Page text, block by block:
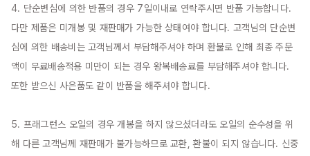
4. 단순변심에 의한 반품의 경우 7일이내로 연락주시면 반품 가능합니다.
다만 제품은 미개봉 및 재판매가 가능한 상태여야 합니다. 고객님의 단순변
심에 의한 배송비는 고객님께서 부담해주셔야 하며 환불로 인해 최종 주문
액이 무료배송적용 미만이 되는 경우 왕복배송료를 부담해주셔야 합니다.
또한 받으신 사은품도 같이 반품을 해주셔야 합니다.
5. 프래그런스 오일의 경우 개봉을 하지 않으셨더라도 오일의 순수성을 위
해 다른 고객님께 재판매가 불가능하므로 교환, 환불이 되지 않습니다. 신중